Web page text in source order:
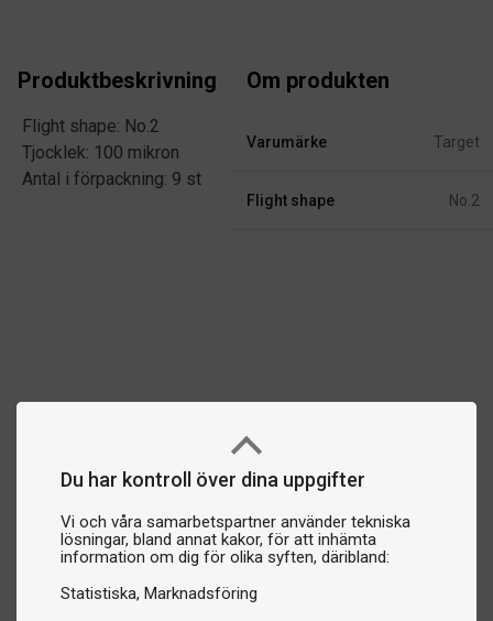
Du har kontroll över dina uppgifter
Vi och våra samarbetspartner använder tekniska
lösningar, bland annat kakor, för att inhämta
information om dig för olika syften, däribland:
Statistiska Marknadsföring
Produktbeskrivning
Flight shape: No.2
Tjocklek: 100 mikron
Antal i förpackning: 9 st
Om produkten
Varumärke Target
Flight shape No.2